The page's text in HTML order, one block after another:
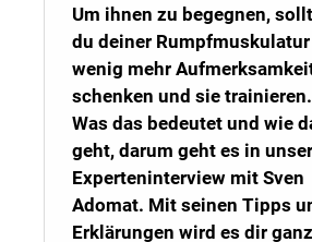
Um ihnen zu begegnen,
du deiner
wenig mehr
schenken und sie trainieren.
Was das bedeutet und wie
geht, darum geht es in
Experteninterview mit Sven
Adomat. Mit seinen Tipps
Erklärungen wird es dir ganz